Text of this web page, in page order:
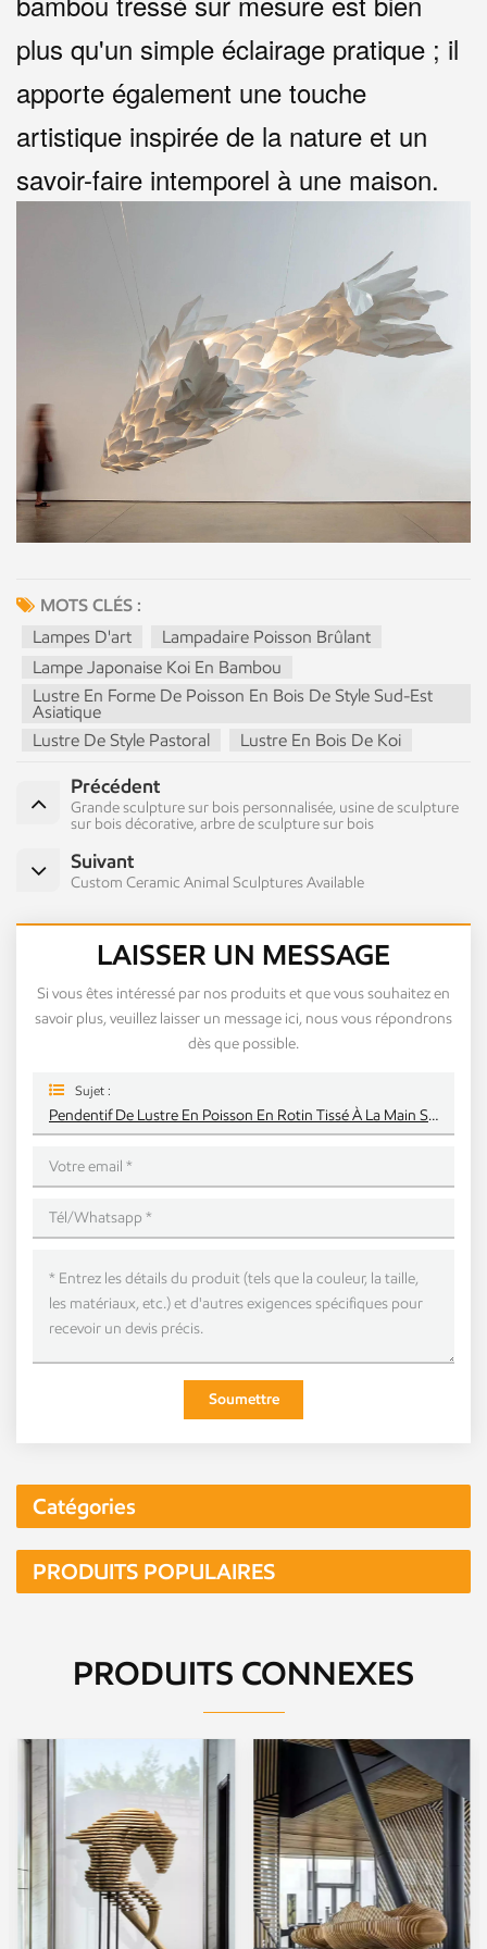
plus qu'un simple éclairage pratique ; il
apporte également une touche
artistique inspirée de la nature et un
savoir-faire intemporel à une maison.
MOTS CLÉS :
Lampes D'art
Lampadaire Poisson Brûlant
Lampe Japonaise Koi En Bambou
Lustre En Forme De Poisson En Bois De Style Sud-Est
Asiatique
Lustre De Style Pastoral
Lustre En Bois De Koi
Précédent
Grande sculpture sur bois personnalisée, usine de sculpture
sur bois décorative, arbre de sculpture sur bois
Suivant
Custom Ceramic Animal Sculptures Available
LAISSER UN MESSAGE
Si vous êtes intéressé par nos produits et que vous souhaitez en
savoir plus, veuillez laisser un message ici, nous vous répondrons
dès que possible.
Sujet :
Pendentif De Lustre En Poisson En Rotin Tissé À La Main Sur Mesure
Soumettre
Catégories
PRODUITS POPULAIRES
PRODUITS CONNEXES